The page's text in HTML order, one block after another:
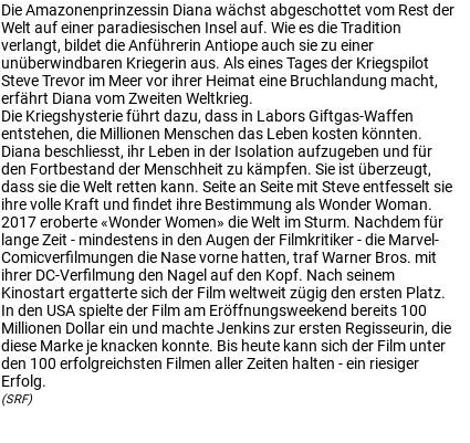
Die Amazonenprinzessin Diana wächst abgeschottet vom Rest der
Welt auf einer paradiesischen Insel auf. Wie es die Tradition
verlangt, bildet die Anführerin Antiope auch sie zu einer
unüberwindbaren Kriegerin aus. Als eines Tages der Kriegspilot
Steve Trevor im Meer vor ihrer Heimat eine Bruchlandung macht,
erfährt Diana vom Zweiten Weltkrieg.
Die Kriegshysterie führt dazu, dass in Labors Giftgas-Waffen
entstehen, die Millionen Menschen das Leben kosten könnten.
Diana beschliesst, ihr Leben in der Isolation aufzugeben und für
den Fortbestand der Menschheit zu kämpfen. Sie ist überzeugt,
dass sie die Welt retten kann. Seite an Seite mit Steve entfesselt sie
ihre volle Kraft und findet ihre Bestimmung als Wonder Woman.
2017 eroberte «Wonder Women» die Welt im Sturm. Nachdem für
lange Zeit - mindestens in den Augen der Filmkritiker - die Marvel-
Comicverfilmungen die Nase vorne hatten, traf Warner Bros. mit
ihrer DC-Verfilmung den Nagel auf den Kopf. Nach seinem
Kinostart ergatterte sich der Film weltweit zügig den ersten Platz.
In den USA spielte der Film am Eröffnungsweekend bereits 100
Millionen Dollar ein und machte Jenkins zur ersten Regisseurin, die
diese Marke je knacken konnte. Bis heute kann sich der Film unter
den 100 erfolgreichsten Filmen aller Zeiten halten - ein riesiger
Erfolg.
(SRF)